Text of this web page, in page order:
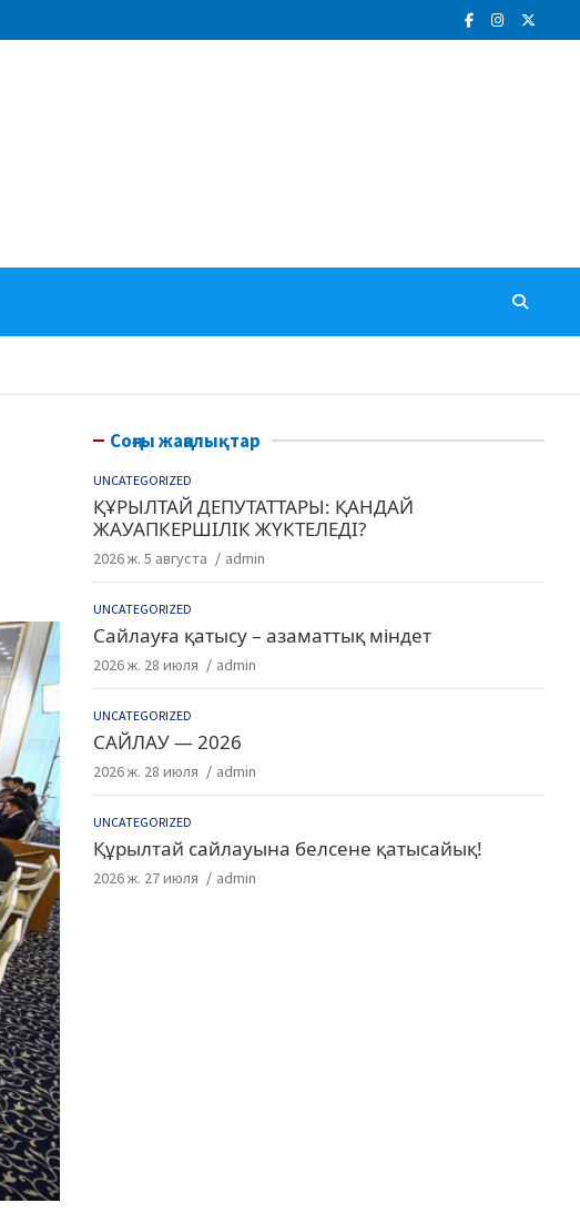
Соңғы жаңалықтар
UNCATEGORIZED
ҚҰРЫЛТАЙ ДЕПУТАТТАРЫ: ҚАНДАЙ
ЖАУАПКЕРШІЛІК ЖҮКТЕЛЕДІ?
2026 ж. 5 августа admin
UNCATEGORIZED
Сайлауға қатысу – азаматтық міндет
2026 ж. 28 июля admin
UNCATEGORIZED
САЙЛАУ — 2026
2026 ж. 28 июля admin
UNCATEGORIZED
Құрылтай сайлауына белсене қатысайық!
2026 ж. 27 июля admin